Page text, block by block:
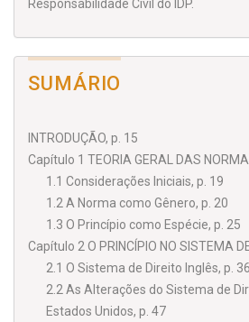
Responsabilidade Civil do IDP.
SUMÁRIO
INTRODUÇÃO, p. 15
Capítulo 1 TEORIA GERAL DAS
1.1 Considerações Iniciais, p. 19
1.2 A Norma como Gênero, p. 20
1.3 O Princípio como Espécie, p. 25
Capítulo 2 O PRINCÍPIO NO SISTEMA
2.1 O Sistema de Direito Inglês, p. 36
2.2 As Alterações do Sistema de
Estados Unidos, p. 47